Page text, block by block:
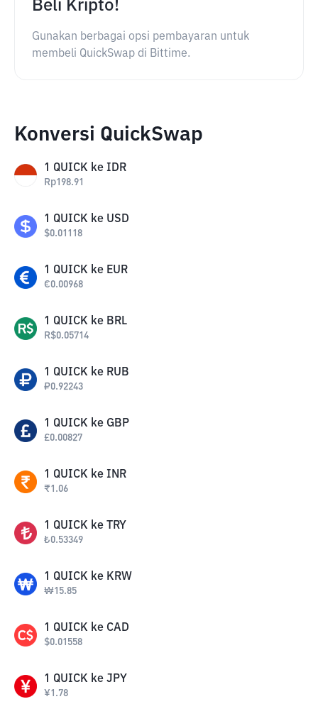
Beli Kripto!
Gunakan berbagai opsi pembayaran untuk
membeli QuickSwap di Bittime.
Konversi QuickSwap
1 QUICK ke IDR
Rp198.91
1 QUICK ke USD
$0.01118
1 QUICK ke EUR
€0.00968
1 QUICK ke BRL
R$0.05714
1 QUICK ke RUB
₽0.92243
1 QUICK ke GBP
£0.00827
1 QUICK ke INR
₹1.06
1 QUICK ke TRY
₺0.53349
1 QUICK ke KRW
₩15.85
1 QUICK ke CAD
$0.01558
1 QUICK ke JPY
¥1.78